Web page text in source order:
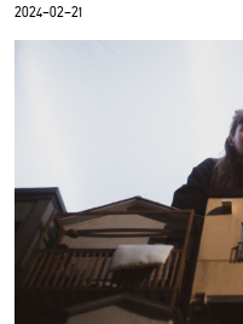
2024-02-21